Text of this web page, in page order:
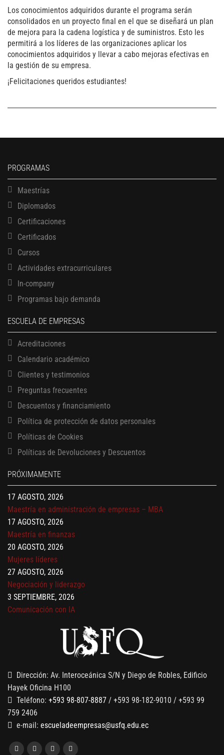
Los conocimientos adquiridos durante el programa serán
consolidados en un proyecto final en el que se diseñará un plan
de mejora para la cadena logística y de suministros. Esto les
permitirá a los líderes de las organizaciones aplicar los
conocimientos adquiridos y llevar a cabo mejoras efectivas en
la gestión de su empresa.
¡Felicitaciones queridos estudiantes!
PROGRAMAS
Maestrías
Diplomados
Certificaciones
Certificados
Cursos
Actividades extracurriculares
In-company
Programas bajo demanda
ESCUELA DE EMPRESAS
Acreditaciones
Calendario académico
Clientes y testimonios
Preguntas frecuentes
Descuentos y financiamiento
Política de protección de datos personales
Políticas de Cookies
Políticas de Devoluciones y Descuentos
PRÓXIMAMENTE
13 AGOSTO, 2026
Finanzas para no financieros
Gerencia de empresas familiares
Maestría en administración de empresas – MBA
17 AGOSTO, 2026
Maestría en finanzas
20 AGOSTO, 2026
Mujeres líderes
27 AGOSTO, 2026
Negociación y liderazgo
3 SEPTIEMBRE, 2026
Comunicación con IA
7 SEPTIEMBRE, 2026
Gobernanza de datos
Finanzas para no financieros
Dirección: Av. Interoceánica S/N y Diego de Robles, Edificio
Hayek Oficina H100
Teléfono: +593 98-807-8887 / +593 98-182-9010 / +593 99
759 2406
e-mail: escueladeempresas@usfq.edu.ec